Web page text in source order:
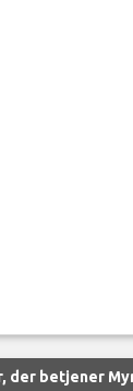
der betjener